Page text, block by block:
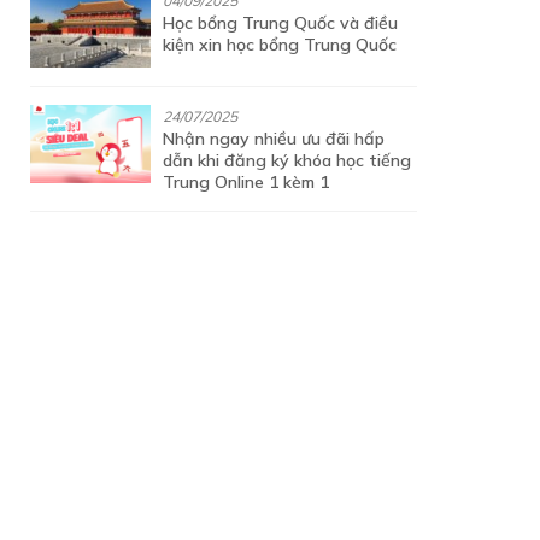
Học bổng Trung Quốc và điều
kiện xin học bổng Trung Quốc
24/07/2025
Nhận ngay nhiều ưu đãi hấp
dẫn khi đăng ký khóa học tiếng
Trung Online 1 kèm 1